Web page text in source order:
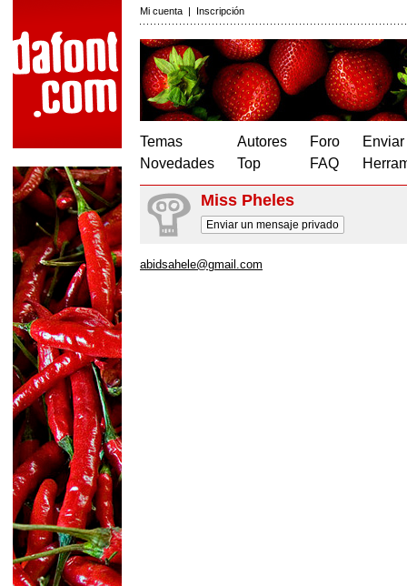
Mi cuenta | Inscripción
Temas
Novedades
Autores
Top
Foro
FAQ
Miss Pheles
Enviar un mensaje privado
abidsahele@gmail.com